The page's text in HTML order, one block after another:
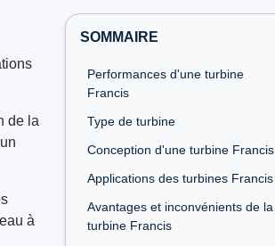
de la
à
SOMMAIRE
Performances d'une turbine
Francis
Type de turbine
Conception d'une turbine Francis
Applications des turbines Francis
Avantages et inconvénients de la
turbine Francis